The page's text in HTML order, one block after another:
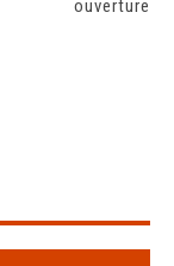
ouvertures/